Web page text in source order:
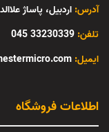
آدرس: اردبیل، پاساژ
تلفن: 33230339 045
:ایمیل
اطلاعات فروشگاه